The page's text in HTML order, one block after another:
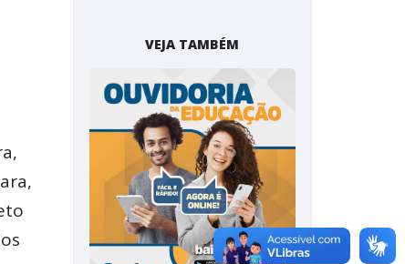
VEJA TAMBÉM